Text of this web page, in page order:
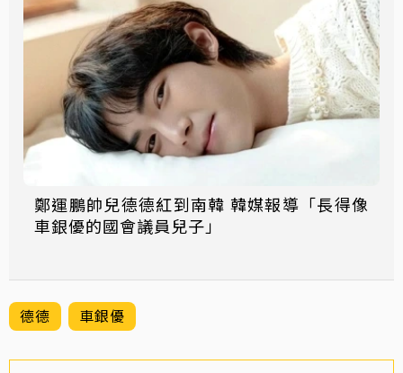
鄭運鵬帥兒德德紅到南韓 韓媒報導「長得像
車銀優的國會議員兒子」
德德 車銀優